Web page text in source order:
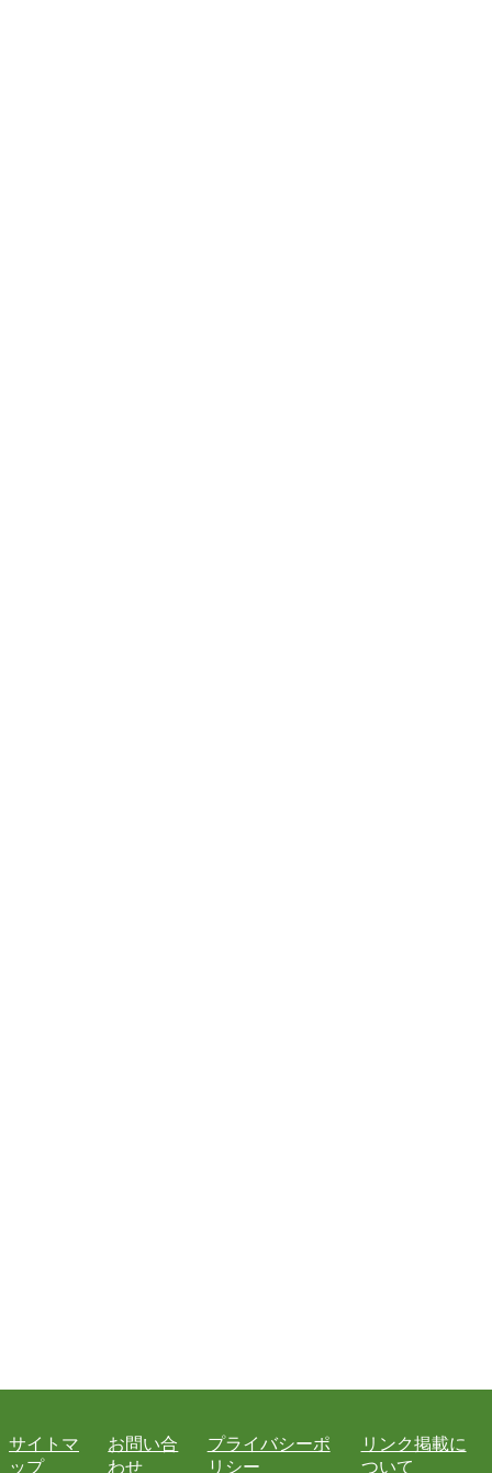
サイトマ
ップ
お問い合
わせ
プライバシーポ
リシー
リンク掲載に
ついて